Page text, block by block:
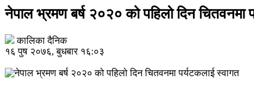
नेपाल भ्रमण बर्ष २०२० को पहिलो दिन चितवनमा
कालिका दैनिक
१६ पुष २०७६, बुधबार १६:०३